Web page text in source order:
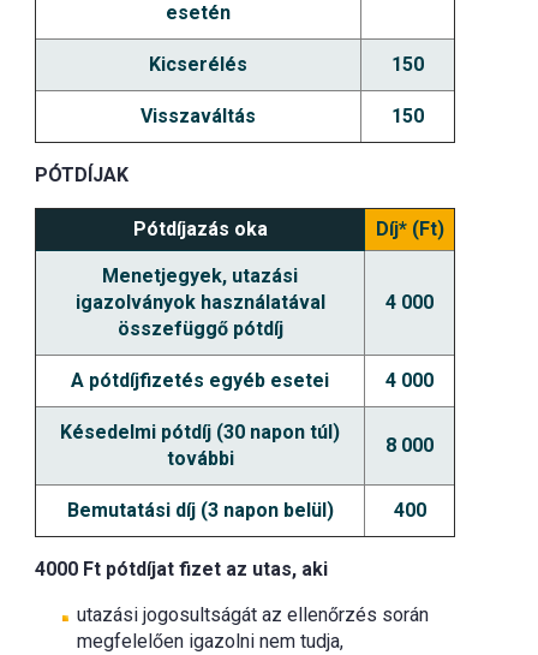
esetén
Kicserélés 150
Visszaváltás 150
PÓTDÍJAK
Pótdíjazás oka Díj* (Ft)
Menetjegyek, utazási
igazolványok használatával
összefüggő pótdíj
4 000
A pótdíjfizetés egyéb esetei 4 000
Késedelmi pótdíj (30 napon túl)
további
8 000
Bemutatási díj (3 napon belül) 400
4000 Ft pótdíjat fizet az utas, aki
utazási jogosultságát az ellenőrzés során
megfelelően igazolni nem tudja,